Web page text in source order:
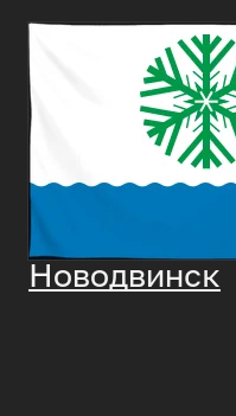
Новодвинск